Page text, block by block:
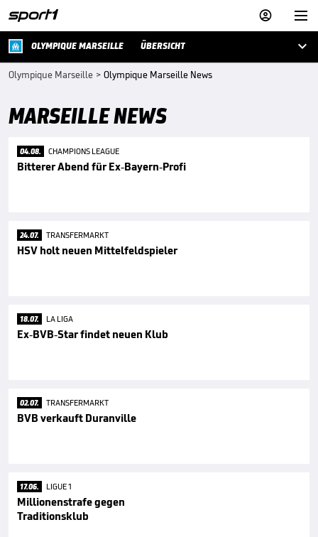


OLYMPIQUE MARSEILLE ÜBERSICHT 
Olympique Marseille > Olympique Marseille News
MARSEILLE NEWS
04.08. CHAMPIONS LEAGUE
Bitterer Abend für Ex-Bayern-Profi
24.07. TRANSFERMARKT
HSV holt neuen Mittelfeldspieler
18.07. LA LIGA
Ex-BVB-Star findet neuen Klub
02.07. TRANSFERMARKT
BVB verkauft Duranville
17.06. LIGUE 1
Millionenstrafe gegen
Traditionsklub